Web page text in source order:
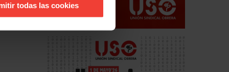
todas las cookies